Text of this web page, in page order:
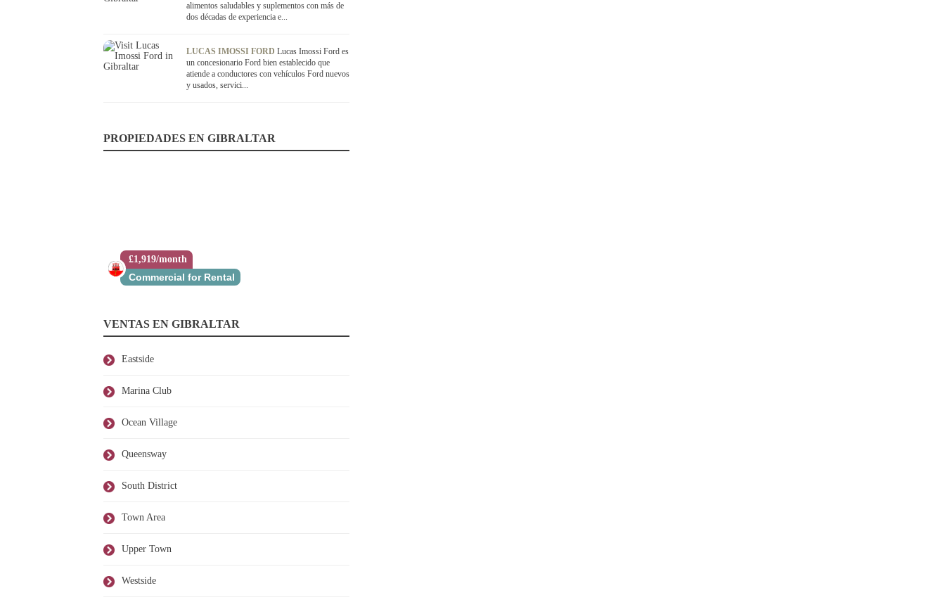
alimentos saludables y suplementos con más de
dos décadas de experiencia e...
LUCAS IMOSSI FORD Lucas Imossi Ford es
un concesionario Ford bien establecido que
atiende a conductores con vehículos Ford nuevos
y usados, servici...
PROPIEDADES EN GIBRALTAR
£1,919/month
Commercial for Rental
VENTAS EN GIBRALTAR
Eastside
Marina Club
Ocean Village
Queensway
South District
Town Area
Upper Town
Westside